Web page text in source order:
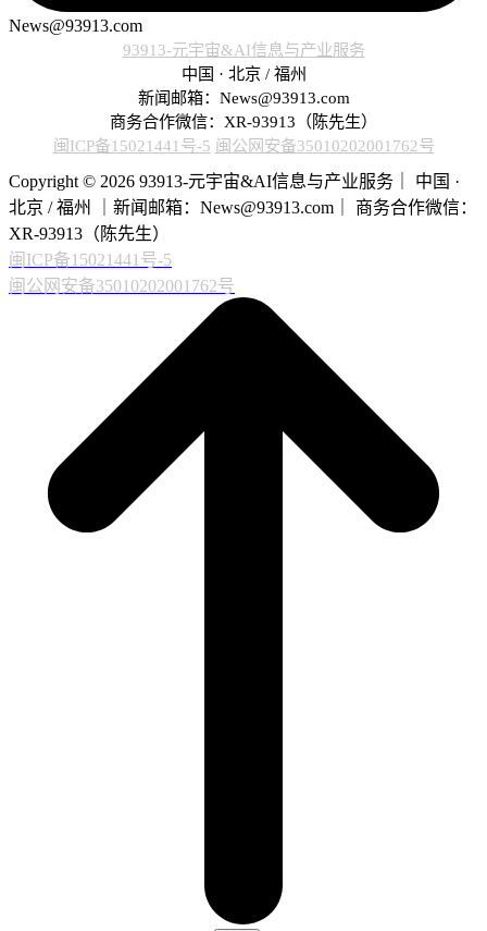
News@93913.com
93913-元宇宙&AI信息与产业服务
中国 · 北京 / 福州
新闻邮箱：News@93913.com
商务合作微信：XR-93913（陈先生）
闽ICP备15021441号-5 闽公网安备35010202001762号
Copyright © 2026 93913-元宇宙&AI信息与产业服务｜ 中国 ·
北京 / 福州 ｜新闻邮箱：News@93913.com｜ 商务合作微信：
XR-93913（陈先生）
闽ICP备15021441号-5
闽公网安备35010202001762号